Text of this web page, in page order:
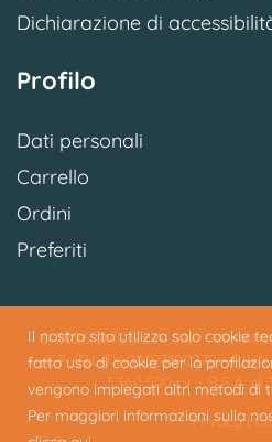
Il nostro sito utilizza solo cookie
fatto uso di cookie per la
vengono impiegati altri metodi di
Per maggiori informazioni sulla
Dichiarazione di
Profilo
Dati personali
Carrello
Ordini
Preferiti
© 2026 SME S.p.A. S.U. - Via
C.F./R.I. TV 02323180279 -
3.360.500 i.v. - R.E.A. di
Privacy|